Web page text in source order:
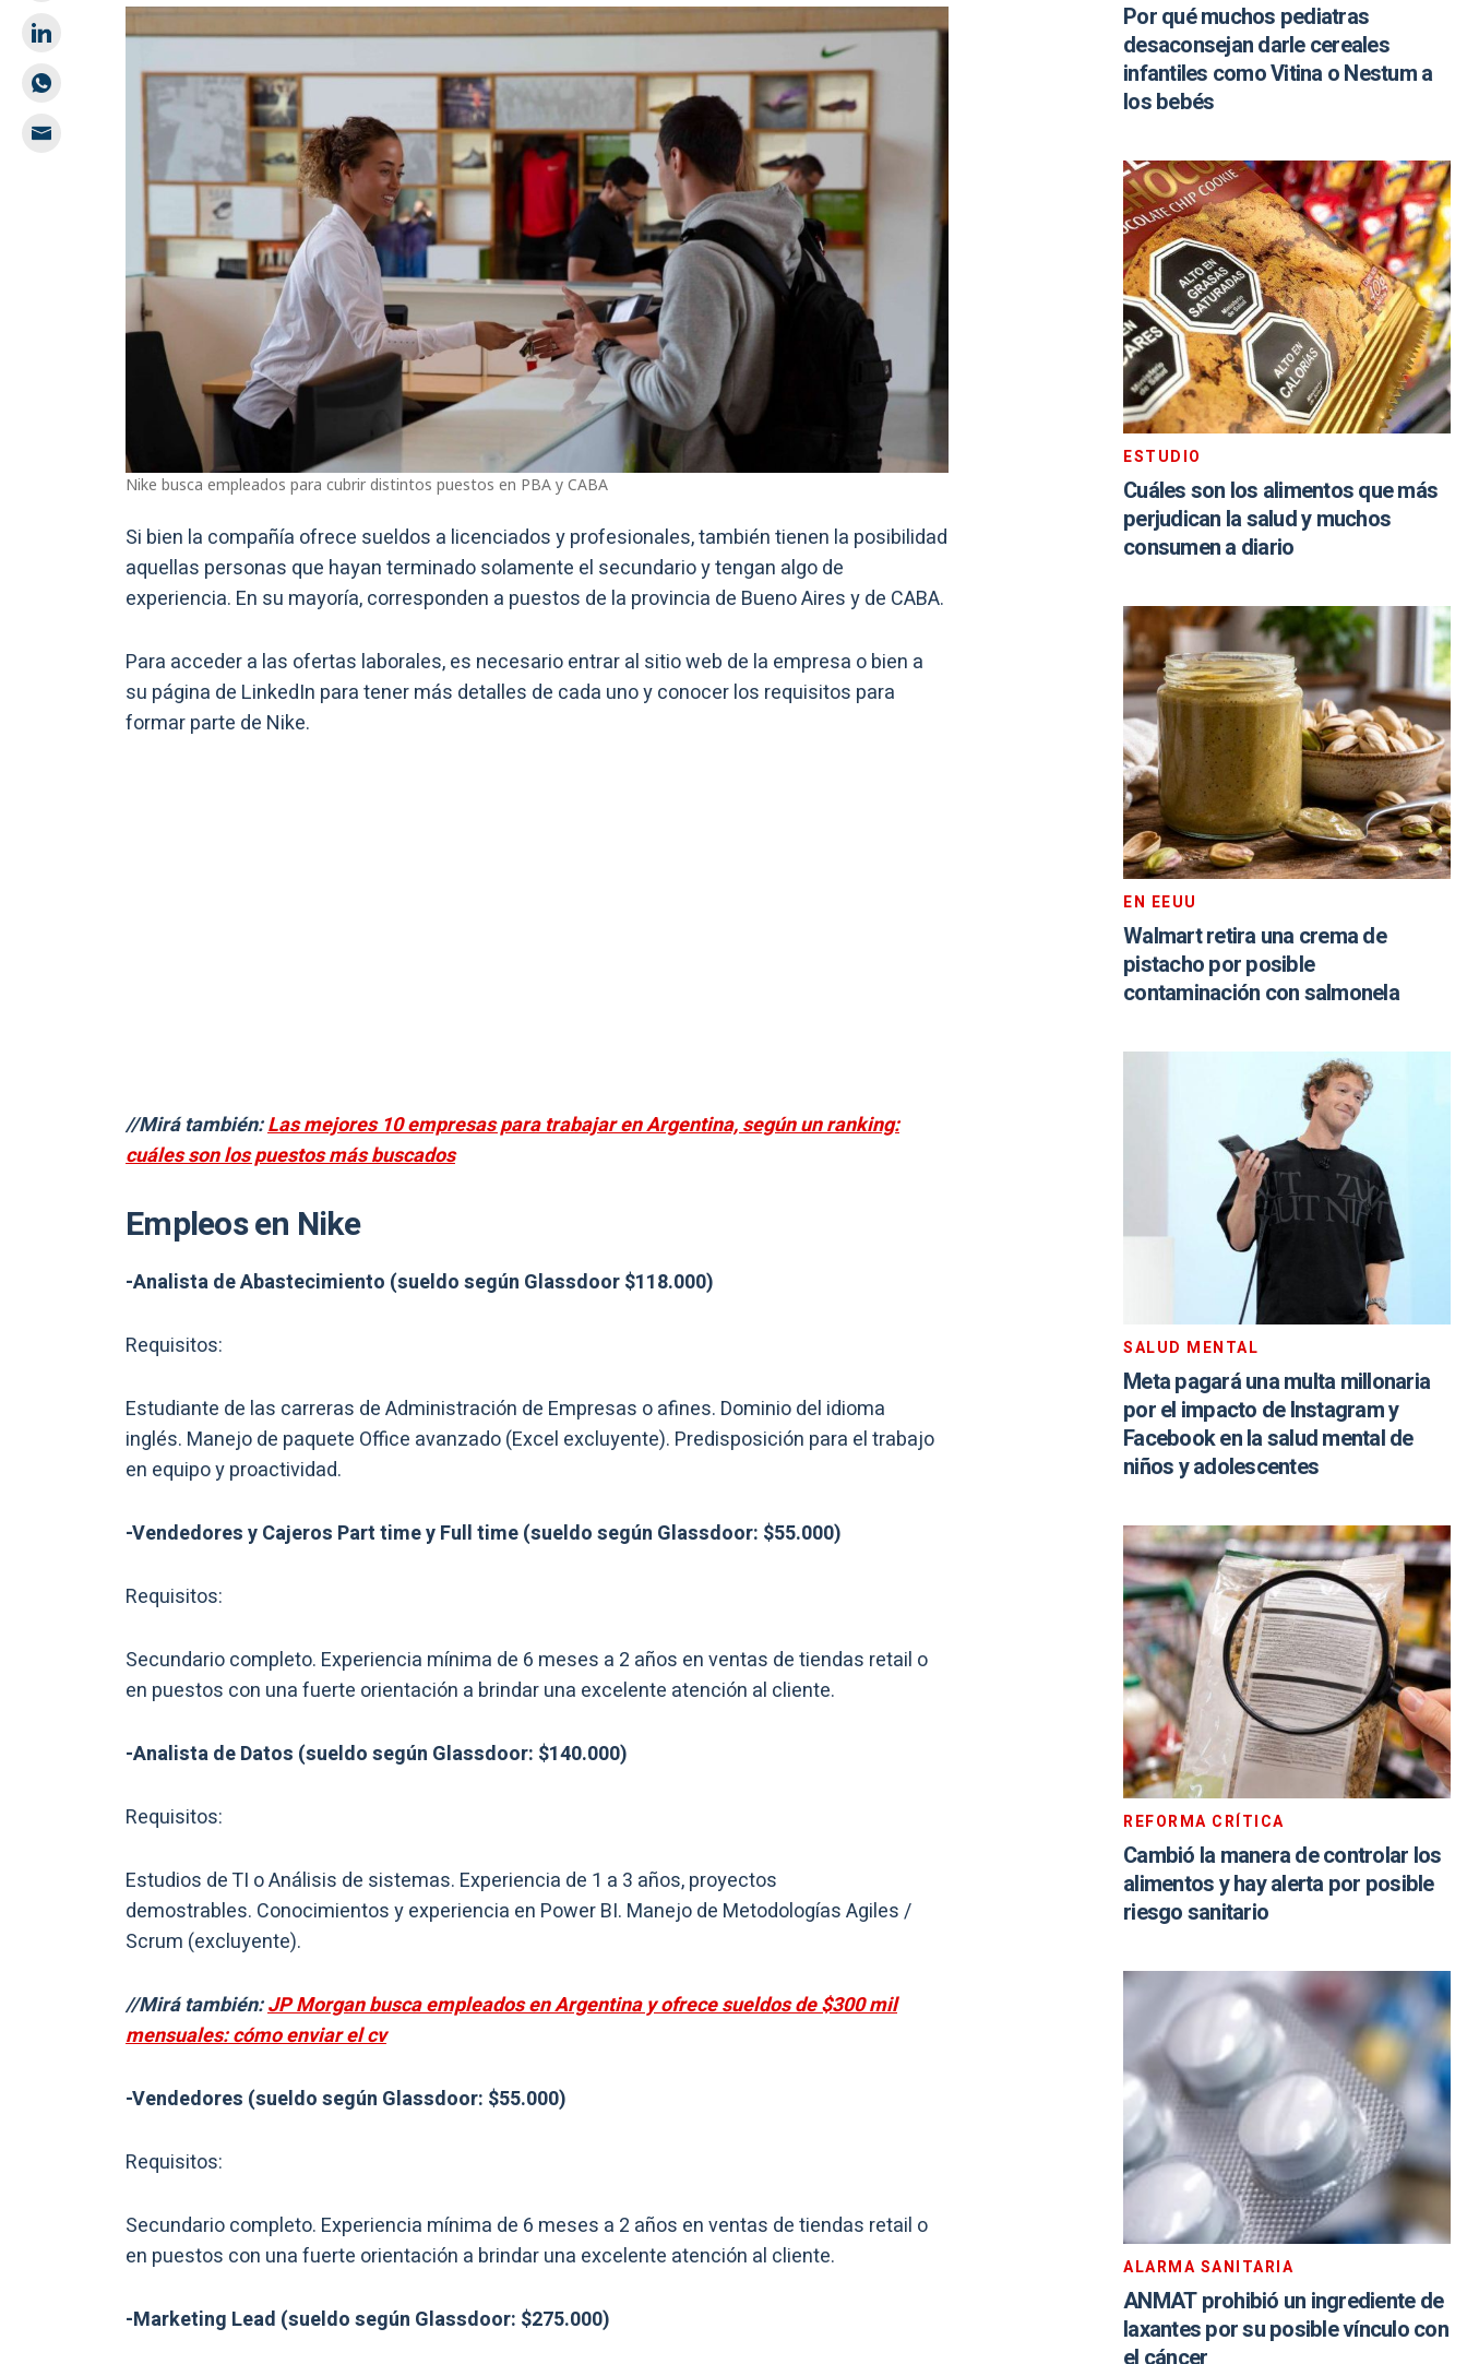
Nike busca empleados para cubrir distintos puestos en PBA y CABA
Si bien la compañía ofrece sueldos a licenciados y profesionales, también tienen la posibilidad
aquellas personas que hayan terminado solamente el secundario y tengan algo de
experiencia. En su mayoría, corresponden a puestos de la provincia de Bueno Aires y de CABA.
Para acceder a las ofertas laborales, es necesario entrar al sitio web de la empresa o bien a
su página de LinkedIn para tener más detalles de cada uno y conocer los requisitos para
formar parte de Nike.
//Mirá también:Las mejores 10 empresas para trabajar en Argentina, según un ranking:
cuáles son los puestos más buscados
Empleos en Nike
-Analista de Abastecimiento (sueldo según Glassdoor $118.000)
Requisitos:
Estudiante de las carreras de Administración de Empresas o afines. Dominio del idioma
inglés. Manejo de paquete Office avanzado (Excel excluyente). Predisposición para el trabajo
en equipo y proactividad.
-Vendedores y Cajeros Part time y Full time (sueldo según Glassdoor: $55.000)
Requisitos:
Secundario completo. Experiencia mínima de 6 meses a 2 años en ventas de tiendas retail o
en puestos con una fuerte orientación a brindar una excelente atención al cliente.
-Analista de Datos (sueldo según Glassdoor: $140.000)
Requisitos:
Estudios de TI o Análisis de sistemas. Experiencia de 1 a 3 años, proyectos
demostrables. Conocimientos y experiencia en Power BI. Manejo de Metodologías Agiles /
Scrum (excluyente).
//Mirá también:JP Morgan busca empleados en Argentina y ofrece sueldos de $300 mil
mensuales: cómo enviar el cv
-Vendedores (sueldo según Glassdoor: $55.000)
Requisitos:
Secundario completo. Experiencia mínima de 6 meses a 2 años en ventas de tiendas retail o
en puestos con una fuerte orientación a brindar una excelente atención al cliente.
-Marketing Lead (sueldo según Glassdoor: $275.000)
Por qué muchos pediatras
desaconsejan darle cereales
infantiles como Vitina o Nestum a
los bebés
ESTUDIO
Cuáles son los alimentos que más
perjudican la salud y muchos
consumen a diario
EN EEUU
Walmart retira una crema de
pistacho por posible
contaminación con salmonela
SALUD MENTAL
Meta pagará una multa millonaria
por el impacto de Instagram y
Facebook en la salud mental de
niños y adolescentes
REFORMA CRÍTICA
Cambió la manera de controlar los
alimentos y hay alerta por posible
riesgo sanitario
ALARMA SANITARIA
ANMAT prohibió un ingrediente de
laxantes por su posible vínculo con